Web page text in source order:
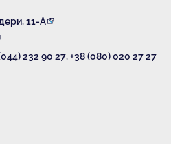
11-А
232 90 27,+38 (080) 020 27 27